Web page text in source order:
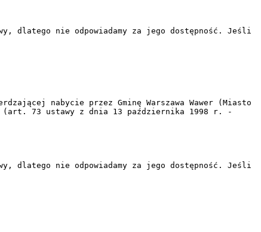
dlatego nie odpowiadamy za jego dostępność. Jeśli
nabycie przez Gminę Warszawa Wawer (Miasto
(art. 73 ustawy z dnia 13 października 1998 r. -
dlatego nie odpowiadamy za jego dostępność. Jeśli